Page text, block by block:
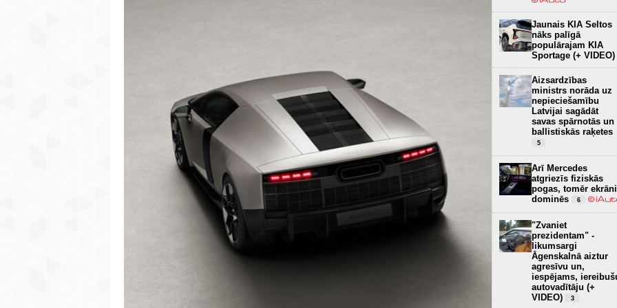
Jaunais KIA Seltos
nāks palīgā
populārajam KIA
Sportage (+ VIDEO)
Aizsardzības
ministrs norāda uz
nepieciešamību
Latvijai sagādāt
savas spārnotās un
ballistiskās raķetes
5
Arī Mercedes
atgriezīs fiziskās
pogas, tomēr ekrāni
dominēs
6
"Zvaniet
prezidentam" -
likumsargi
Āgenskalnā aiztur
agresīvu un,
iespējams,
autovadītāju (+
VIDEO)
3